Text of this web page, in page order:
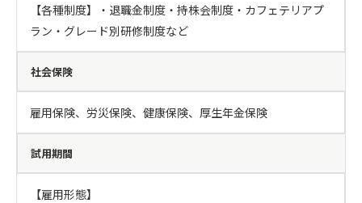
【各種制度】・退職金制度・持株会制度・カフェテリアプ
ラン・グレード別研修制度など
社会保険
雇用保険、労災保険、健康保険、厚生年金保険
試用期間
【雇用形態】